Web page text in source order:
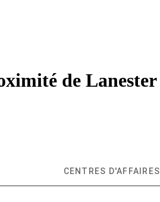
de Lanester
CENTRES D'AFFAIRES